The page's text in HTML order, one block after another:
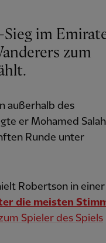
im
zum
außerhalb des
er Mohamed
Runde unter
Robertson in einer
die meisten
Spieler des Spiels